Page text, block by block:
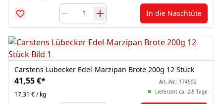
In die Naschtüte
Carstens Lübecker Edel-Marzipan Brote 200g 12 Stück
41,55 €*
17,31 € / kg
Art.-Nr.: 174592
Lieferzeit ca. 2-5 Tage